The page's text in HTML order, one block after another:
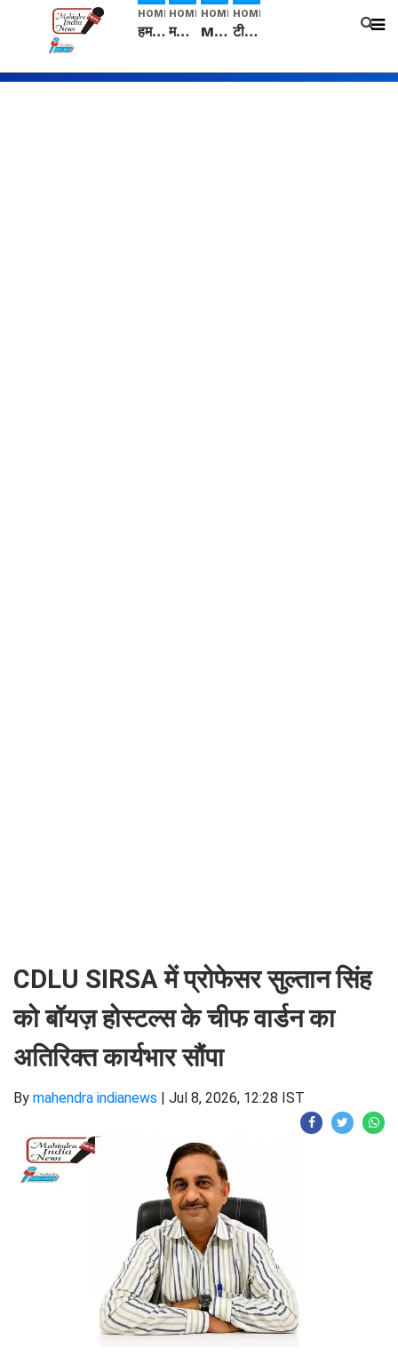
HOME
हम सनातनी..." सांसद kangana Ranaut से क्या बोली लड़की? Viral Jantar-Mantar | CJP protest
HOME
मनीषा हत्याकांड: हत्या, आत्महत्या या कोई बड़ा राज? | Full Story | Josh Haryana
HOME
Mangalsutra: हिंदू धर्म में शादी के बाद मंगलसूत्र क्यों पहनती है महिलाएं, किसने शुरु की ये परंपरा
HOME
टीम बीकेई ने एग्रीकल्चर ग्रेड की यूरिया खाद गट्टों में बदलकर टेक्निकल ग्रेड में बेचने वालों पर करवाई कार्रवाई: लखविंदर सिंह औलख
CDLU SIRSA में प्रोफेसर सुल्तान सिंह
को बॉयज़ होस्टल्स के चीफ वार्डन का
अतिरिक्त कार्यभार सौंपा
By mahendra indianews | Jul 8, 2026, 12:28 IST